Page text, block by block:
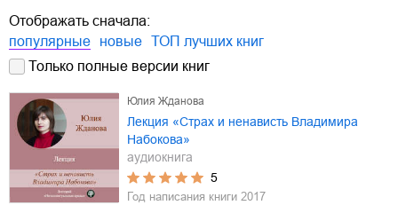
Отображать сначала:
популярные
новые ТОП лучших книг
Только полные версии книг
Юлия Жданова
Лекция «Страх и ненависть Владимира
Набокова»
аудиокнига
5
Год написания книги 2017